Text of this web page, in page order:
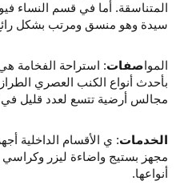
سيدة وهو منسق ومرتب بشكل
المواصفات: استراحة الفخامة
بأحدث أنواع الكنب العصري الطراز
مجالس أرضية تتسع لعدد قليل في
الخدمات: ي الأقسام الداخلية
مجهز بستيج واضاءة ليزر
أنواعها.